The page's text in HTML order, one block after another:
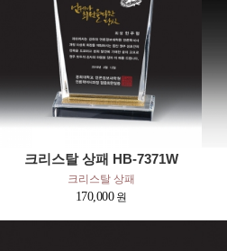
크리스탈 상패 HB-7371W
크리스탈 상패
170,000